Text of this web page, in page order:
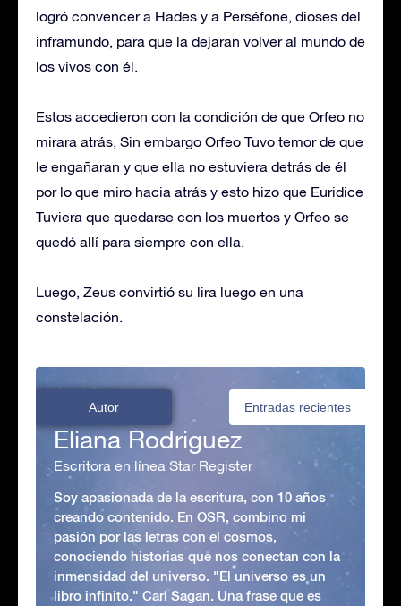
logró convencer a Hades y a Perséfone, dioses del
inframundo, para que la dejaran volver al mundo de
los vivos con él.
Estos accedieron con la condición de que Orfeo no
mirara atrás, Sin embargo Orfeo Tuvo temor de que
le engañaran y que ella no estuviera detrás de él
por lo que miro hacia atrás y esto hizo que Euridice
Tuviera que quedarse con los muertos y Orfeo se
quedó allí para siempre con ella.
Luego, Zeus convirtió su lira luego en una
constelación.
Autor Entradas recientes
Eliana Rodriguez
Escritora en línea Star Register
Soy apasionada de la escritura, con 10 años
creando contenido. En OSR, combino mi
pasión por las letras con el cosmos,
conociendo historias que nos conectan con la
inmensidad del universo. "El universo es un
libro infinito." Carl Sagan. Una frase que es